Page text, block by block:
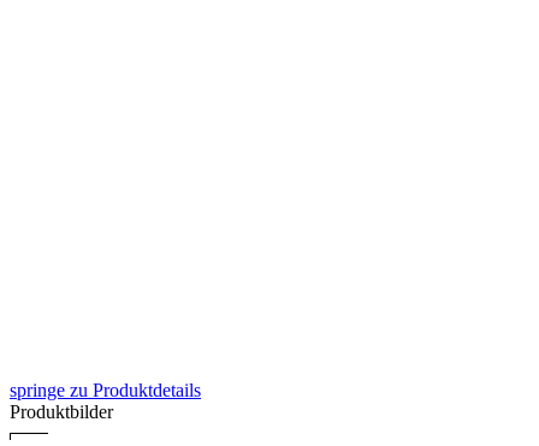
springe zu Produktdetails
Produktbilder